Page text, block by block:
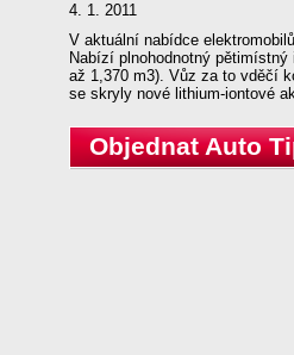
4. 1. 2011
V aktuální nabídce
Nabízí plnohodnotný
až 1,370 m3). Vůz za to vděčí
se skryly nové lithium-iontové
Objednat Auto